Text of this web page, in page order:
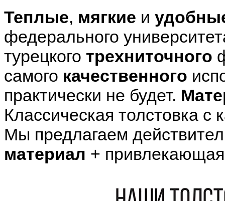
Теплые, мягкие и
федерального
турецкого трехниточного
самого качественного
практически не будет.
Классическая толстовка
Мы предлагаем
материал +